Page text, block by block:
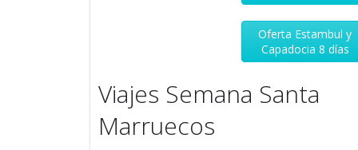
Oferta Estambul y
Capadocia 8 días
Viajes Semana Santa
Marruecos